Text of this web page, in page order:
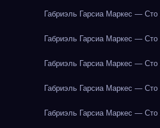
Габриэль Гарсиа Маркес — Сто
Габриэль Гарсиа Маркес — Сто
Габриэль Гарсиа Маркес — Сто
Габриэль Гарсиа Маркес — Сто
Габриэль Гарсиа Маркес — Сто